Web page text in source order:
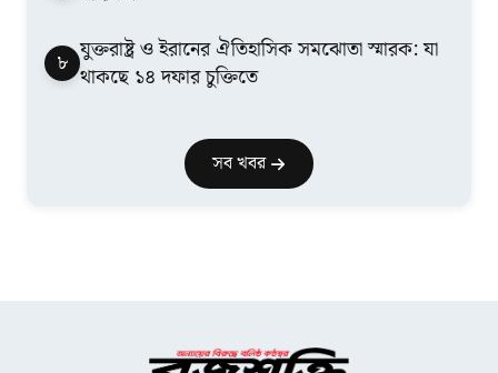
৮ যুক্তরাষ্ট্র ও ইরানের ঐতিহাসিক সমঝোতা স্মারক: যা
থাকছে ১৪ দফার চুক্তিতে
সব খবর